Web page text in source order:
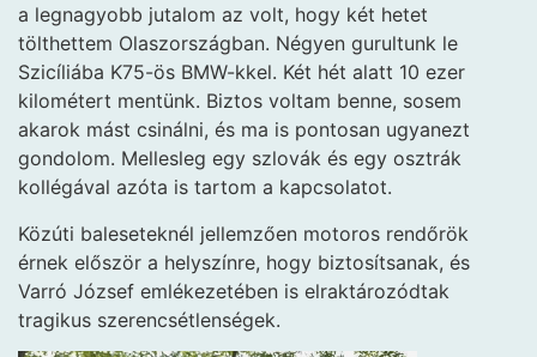
a legnagyobb jutalom az volt, hogy két hetet
tölthettem Olaszországban. Négyen gurultunk le
Szicíliába K75-ös BMW-kkel. Két hét alatt 10 ezer
kilométert mentünk. Biztos voltam benne, sosem
akarok mást csinálni, és ma is pontosan ugyanezt
gondolom. Mellesleg egy szlovák és egy osztrák
kollégával azóta is tartom a kapcsolatot.
Közúti baleseteknél jellemzően motoros rendőrök
érnek először a helyszínre, hogy biztosítsanak, és
Varró József emlékezetében is elraktározódtak
tragikus szerencsétlenségek.